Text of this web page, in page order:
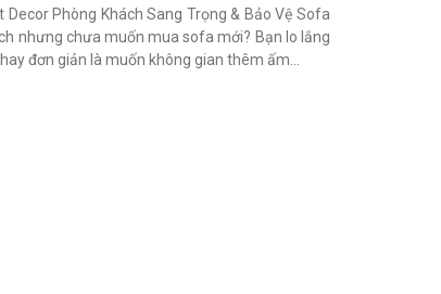
Phòng Khách Sang Trọng & Bảo Vệ Sofa
nhưng chưa muốn mua sofa mới? Bạn lo lắng
đơn giản là muốn không gian thêm ấm...